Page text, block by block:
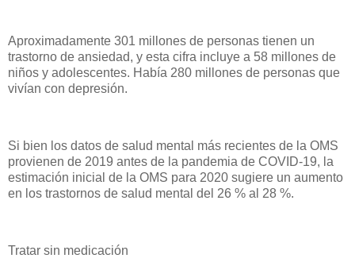
Aproximadamente 301 millones de personas tienen un
trastorno de ansiedad, y esta cifra incluye a 58 millones de
niños y adolescentes. Había 280 millones de personas que
vivían con depresión.
Si bien los datos de salud mental más recientes de la OMS
provienen de 2019 antes de la pandemia de COVID-19, la
estimación inicial de la OMS para 2020 sugiere un aumento
en los trastornos de salud mental del 26 % al 28 %.
Tratar sin medicación